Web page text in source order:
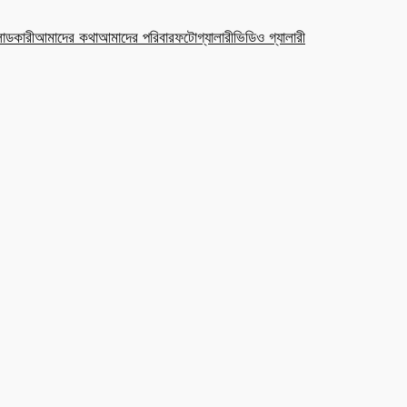
আমাদের কথাআমাদের পরিবারফটোগ্যালারীভিডিও গ্যালারী